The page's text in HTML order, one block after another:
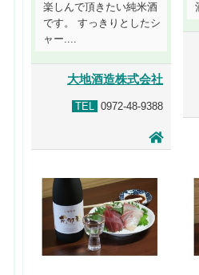
楽しんで頂きたい純米酒
です。 すっきりとしたシ
ャー....
大地酒造株式会社
TEL 0972-48-9388